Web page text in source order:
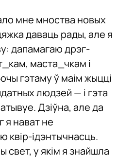
мне мноства новых
даваць рады, але я
дапамагаю дрэг-
маста_чкам і
гэтаму ў маім жыцці
людзей — і гэта
Дзіўна, але да
я нават не
квір-ідэнтычнасць.
у якім я знайшла